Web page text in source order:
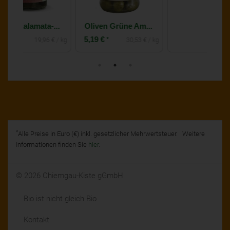
Oliven Grüne Amphissa-Oliven gewürzt ohne Lake
30,53 € / kg
*Alle Preise in Euro (€) inkl. gesetzlicher Mehrwertsteuer. Weitere
Informationen finden Sie hier.
© 2026 Chiemgau-Kiste gGmbH
Bio ist nicht gleich Bio
Kontakt